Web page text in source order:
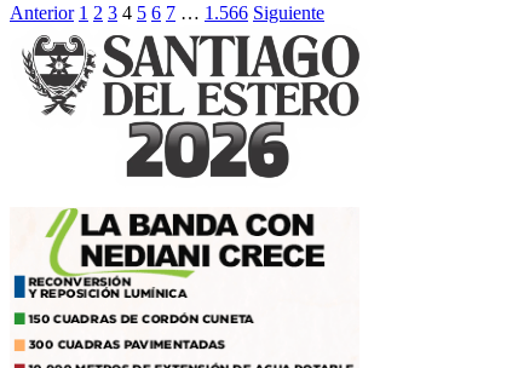
Paginación
de
entradas
Anterior 1 2 3 4 5 6 7 … 1.566 Siguiente